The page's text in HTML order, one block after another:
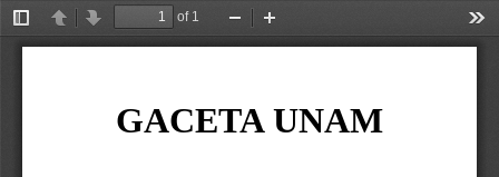
Toggle
Sidebar
PreviousNext
of 1
Zoom
Out
In
GACETA UNAM